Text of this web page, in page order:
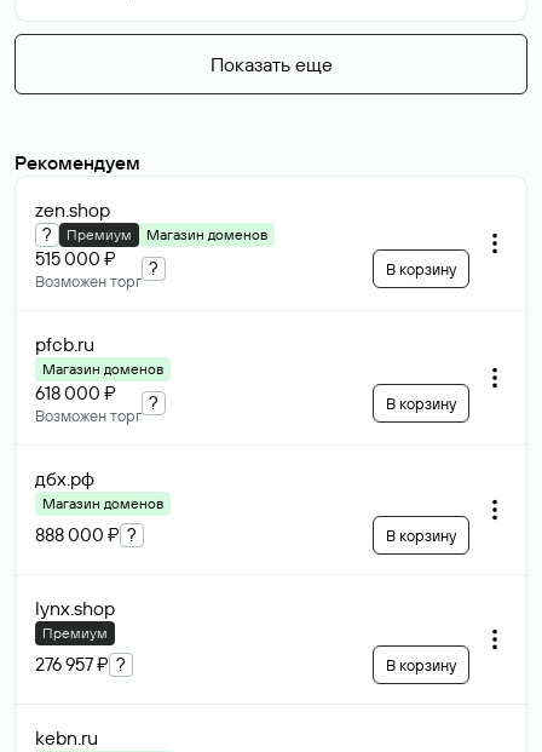
Показать еще
Рекомендуем
zen.shop
? Премиум Магазин доменов
515 000 ₽
Возможен торг
? В корзину
pfcb.ru
Магазин доменов
618 000 ₽
Возможен торг
? В корзину
дбх.рф
Магазин доменов
888 000 ₽ ? В корзину
lynx.shop
Премиум
276 957 ₽ ? В корзину
kebn.ru